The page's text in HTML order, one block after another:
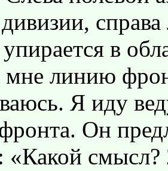
в
линию
Я иду
Он
«Какой